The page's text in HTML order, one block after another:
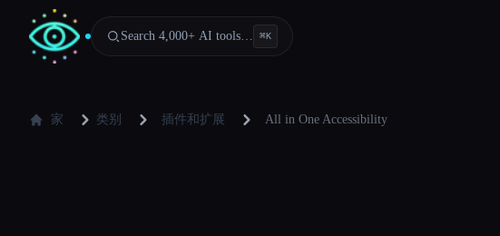
Search 4,000+ AI tools… ⌘K
家 类别 插件和扩展 All in One Accessibility